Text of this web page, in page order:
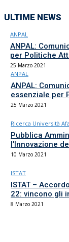
ULTIME NEWS
ANPAL
ANPAL:
per Politiche
25 Marzo 2021
ANPAL
ANPAL:
essenziale per
25 Marzo 2021
Ricerca Università
Pubblica
l’Innovazione
10 Marzo 2021
ISTAT
ISTAT –
22: vincono gli
8 Marzo 2021